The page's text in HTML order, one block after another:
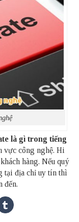
là gì trong tiếng
vực công nghệ. Hi
hàng. Nếu quý
tại địa chỉ uy tín thì
đến.